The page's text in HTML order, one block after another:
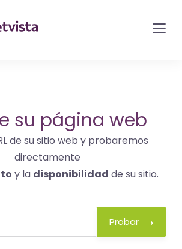
su página web
de su sitio web y probaremos
directamente
y la disponibilidad de su sitio.
Probar